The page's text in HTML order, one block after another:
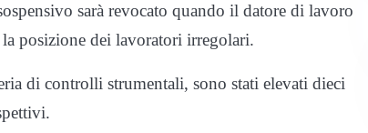
sarà revocato quando il datore di lavoro
la posizione dei lavoratori irregolari.
di controlli strumentali, sono stati elevati dieci